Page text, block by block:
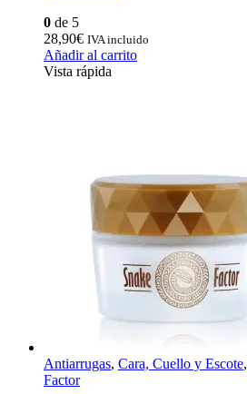
0 de 5
28,90€ IVA incluido
Añadir al carrito
Vista rápida
Antiarrugas, Cara, Cuello y Escote,
Factor